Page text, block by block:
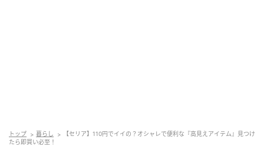
ただの飾り物のように見えますが……実は便利アイテ
ム。いったい、どうやって使うのでしょうか？
トップ 暮らし
【セリア】110円でイイの？オシャレで便利な『高見えアイテム』見つけ
たら即買い必至！